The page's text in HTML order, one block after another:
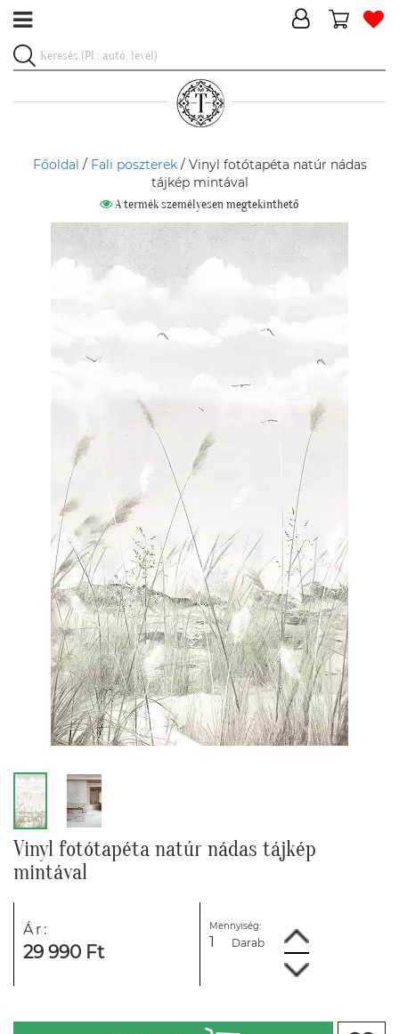
Főoldal / Fali poszterek/ Vinyl fotótapéta natúr nádas
tájkép mintával
A termék személyesen megtekinthető
Vinyl fotótapéta natúr nádas tájkép
mintával
Ár:
29 990 Ft
Mennyiség:
Darab